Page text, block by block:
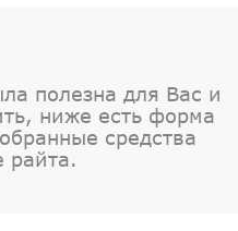
полезна для Вас и
ниже есть форма
средства
райта.